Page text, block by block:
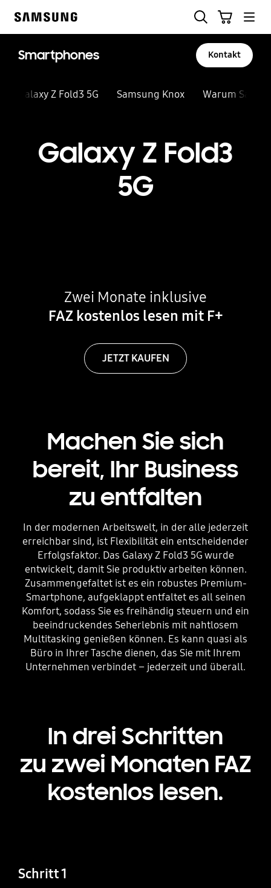
Smartphones Kontakt
Galaxy Z Fold3 5G Samsung Knox Warum
Galaxy Z Fold3
5G
Zwei Monate inklusive
FAZ kostenlos lesen mit F+
JETZT KAUFEN
Machen Sie sich
bereit, Ihr Business
zu entfalten
In der modernen Arbeitswelt, in der alle jederzeit
erreichbar sind, ist Flexibilität ein entscheidender
Erfolgsfaktor. Das Galaxy Z Fold3 5G wurde
entwickelt, damit Sie produktiv arbeiten können.
Zusammengefaltet ist es ein robustes Premium-
Smartphone, aufgeklappt entfaltet es all seinen
Komfort, sodass Sie es freihändig steuern und ein
beeindruckendes Seherlebnis mit nahtlosem
Multitasking genießen können. Es kann quasi als
Büro in Ihrer Tasche dienen, das Sie mit Ihrem
Unternehmen verbindet – jederzeit und überall.
In drei Schritten
zu zwei Monaten FAZ
kostenlos lesen.
Schritt 1